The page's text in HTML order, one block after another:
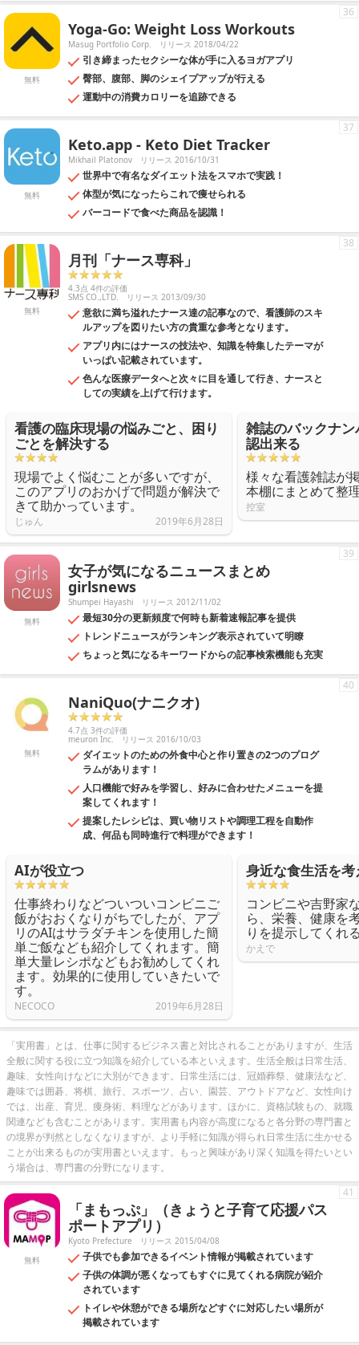
無料
Yoga-Go: Weight Loss Workouts
Masug Portfolio Corp. リリース 2018/04/22
引き締まったセクシーな体が手に入るヨガアプリ
臀部、腹部、脚のシェイプアップが行える
運動中の消費カロリーを追跡できる
36
無料
Keto.app - Keto Diet Tracker
Mikhail Platonov リリース 2016/10/31
世界中で有名なダイエット法をスマホで実践！
体型が気になったらこれで痩せられる
バーコードで食べた商品を認識！
37
無料
月刊「ナース専科」
4.3点 4件の評価
SMS CO.,LTD. リリース 2013/09/30
意欲に満ち溢れたナース達の記事なので、看護師のスキ
ルアップを図りたい方の貴重な参考となります。
アプリ内にはナースの技法や、知識を特集したテーマが
いっぱい記載されています。
色んな医療データへと次々に目を通して行き、ナースと
しての実績を上げて行けます。
38
看護の臨床現場の悩みごと、困り
ごとを解決する
現場でよく悩むことが多いですが、
このアプリのおかげで問題が解決で
きて助かっています。
じゅん 2019年6月28日
雑誌のバックナ
認出来る
様々な看護雑誌が
本棚にまとめて整
控室
無料
女子が気になるニュースまとめ
girlsnews
Shumpei Hayashi リリース 2012/11/02
最短30分の更新頻度で何時も新着速報記事を提供
トレンドニュースがランキング表示されていて明瞭
ちょっと気になるキーワードからの記事検索機能も充実
39
無料
NaniQuo(ナニクオ)
4.7点 3件の評価
meuron Inc. リリース 2016/10/03
ダイエットのための外食中心と作り置きの2つのプログ
ラムがあります！
人口機能で好みを学習し、好みに合わせたメニューを提
案してくれます！
提案したレシピは、買い物リストや調理工程を自動作
成、何品も同時進行で料理ができます！
40
AIが役立つ
仕事終わりなどついついコンビニご
飯がおおくなりがちでしたが、アプ
リのAIはサラダチキンを使用した簡
単ご飯なども紹介してくれます。簡
単大量レシポなどもお勧めしてくれ
ます。効果的に使用していきたいで
す。
NECOCO 2019年6月28日
身近な食生活を考
コンビニや吉野家
ら、栄養、健康を
りを提示してくれ
かえで
「実用書」とは、仕事に関するビジネス書と対比されることがありますが、生活
全般に関する役に立つ知識を紹介している本といえます。生活全般は日常生活、
趣味、女性向けなどに大別ができます。日常生活には、冠婚葬祭、健康法など、
趣味では囲碁、将棋、旅行、スポーツ、占い、園芸、アウトドアなど、女性向け
では、出産、育児、痩身術、料理などがあります。ほかに、資格試験もの、就職
関連なども含むことがあります。実用書も内容が高度になると各分野の専門書と
の境界が判然としなくなりますが、より手軽に知識が得られ日常生活に生かせる
ことが出来るものが実用書といえます。もっと興味があり深く知識を得たいとい
う場合は、専門書の分野になります。
無料
「まもっぷ」（きょうと子育て応援パス
ポートアプリ）
Kyoto Prefecture リリース 2015/04/08
子供でも参加できるイベント情報が掲載されています
子供の体調が悪くなってもすぐに見てくれる病院が紹介
されています
トイレや休憩ができる場所などすぐに対応したい場所が
掲載されています
41